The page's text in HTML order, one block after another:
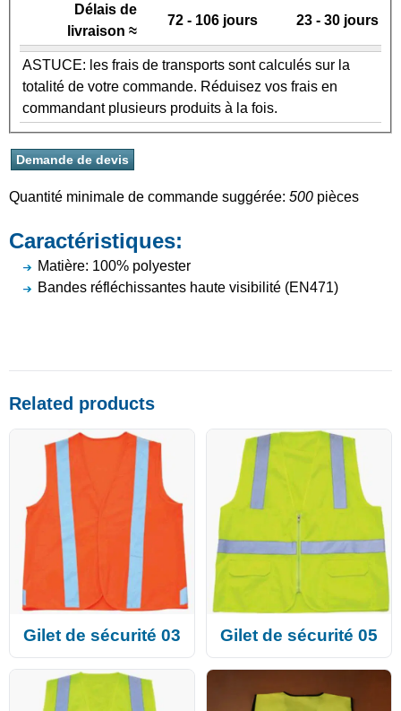
Délais de
livraison ≈
72 - 106 jours 23 - 30 jours
ASTUCE: les frais de transports sont calculés sur la
totalité de votre commande. Réduisez vos frais en
commandant plusieurs produits à la fois.
Quantité minimale de commande suggérée: 500 pièces
Caractéristiques:
Matière: 100% polyester
Bandes réfléchissantes haute visibilité (EN471)
Related products
Gilet de sécurité 03 Gilet de sécurité 05